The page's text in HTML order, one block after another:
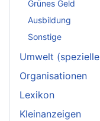
Grünes Geld
Ausbildung
Sonstige
Umwelt
Organisationen
Lexikon
Kleinanzeigen